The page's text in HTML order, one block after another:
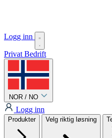
Logg inn
Privat Bedrift
NOR / NO
Logg inn
Produkter Velg riktig løsning